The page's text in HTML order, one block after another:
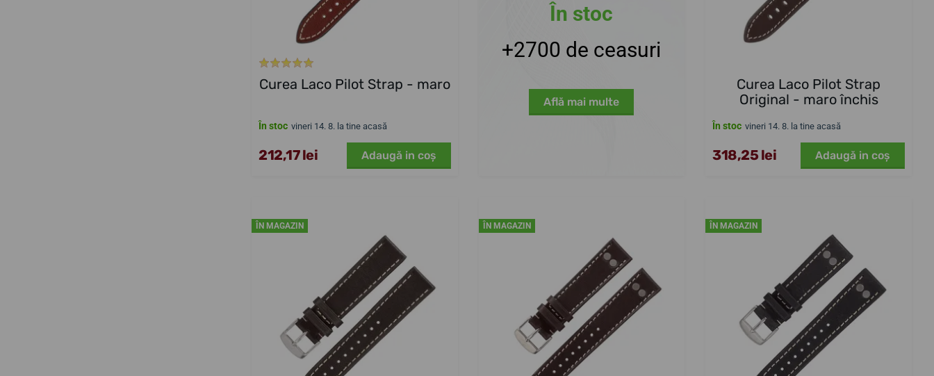
Curea Laco Pilot Strap - maro
În stoc vineri 14. 8. la tine acasă
212,17 lei Adaugă in coş
În stoc
+2700 de ceasuri
Află mai multe
Curea Laco Pilot Strap
Original - maro închis
În stoc vineri 14. 8. la tine acasă
318,25 lei Adaugă in coş
ÎN MAGAZIN ÎN MAGAZIN ÎN MAGAZIN